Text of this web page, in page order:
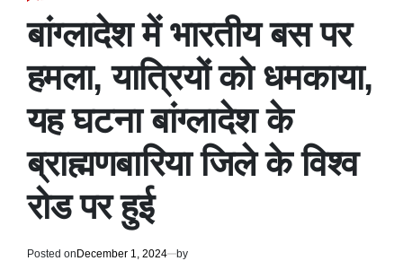
बांग्लादेश में भारतीय बस पर
हमला, यात्रियों को धमकाया,
यह घटना बांग्लादेश के
ब्राह्मणबारिया जिले के विश्व
रोड पर हुई
Posted onDecember 1, 2024 by